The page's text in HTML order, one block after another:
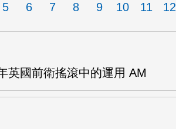
5 6 7 8 9 10 11 12
英國前衛搖滾中的運用 AM